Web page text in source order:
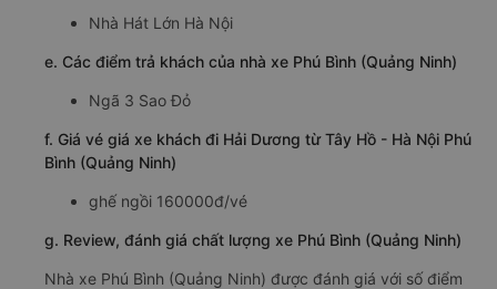
Nhà Hát Lớn Hà Nội
e. Các điểm trả khách của nhà xe Phú Bình (Quảng Ninh)
Ngã 3 Sao Đỏ
f. Giá vé giá xe khách đi Hải Dương từ Tây Hồ - Hà Nội Phú
Bình (Quảng Ninh)
ghế ngồi 160000đ/vé
g. Review, đánh giá chất lượng xe Phú Bình (Quảng Ninh)
Nhà xe Phú Bình (Quảng Ninh) được đánh giá với số điểm